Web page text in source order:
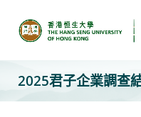
content
2025君子企業調查